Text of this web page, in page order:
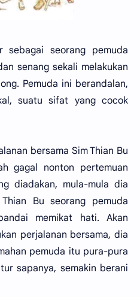
sebagai seorang pemuda
senang sekali melakukan
Pemuda ini berandalan,
suatu sifat yang cocok
bersama Sim Thian Bu
gagal nonton pertemuan
diadakan, mula-mula dia
Bu seorang pemuda
memikat hati. Akan
perjalanan bersama, dia
pemuda itu pura-pura
sapanya, semakin berani